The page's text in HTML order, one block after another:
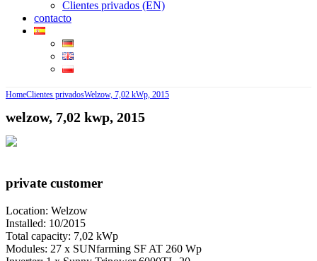
Clientes privados (EN)
contacto
HomeClientes privadosWelzow, 7,02 kWp, 2015
welzow, 7,02 kwp, 2015
private customer
Location: Welzow
Installed: 10/2015
Total capacity: 7,02 kWp
Modules: 27 x SUNfarming SF AT 260 Wp